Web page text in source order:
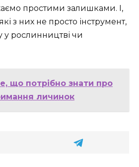
простими залишками. І,
з них не просто інструмент,
у рослинництві чи
що потрібно знати про
личинок